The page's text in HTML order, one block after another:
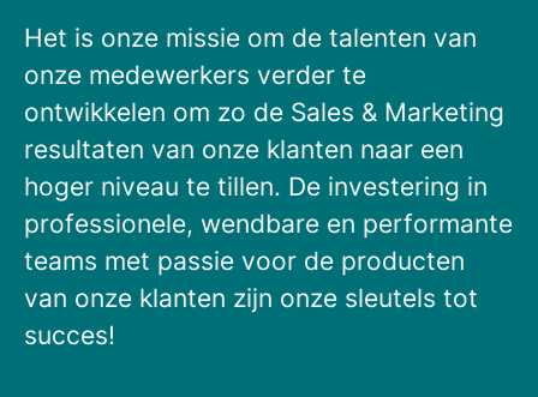
Het is onze missie om de talenten van
onze medewerkers verder te
ontwikkelen om zo de Sales & Marketing
resultaten van onze klanten naar een
hoger niveau te tillen. De investering in
professionele, wendbare en performante
teams met passie voor de producten
van onze klanten zijn onze sleutels tot
succes!